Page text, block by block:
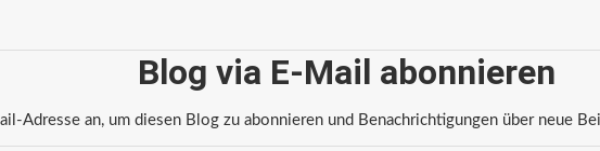
Blog via E-Mail abonnieren
Adresse an, um diesen Blog zu abonnieren und Benachrichtigungen über neue